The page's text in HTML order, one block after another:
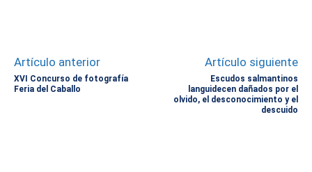
Artículo anterior
XVI Concurso de fotografía
Feria del Caballo
Artículo siguiente
Escudos salmantinos
languidecen dañados por el
olvido, el desconocimiento y el
descuido